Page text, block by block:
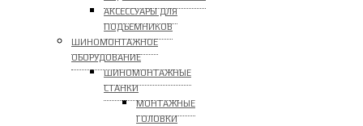
АКСЕССУАРЫ ДЛЯ
ПОДЪЕМНИКОВ
ШИНОМОНТАЖНОЕ
ОБОРУДОВАНИЕ
ШИНОМОНТАЖНЫЕ
СТАНКИ
МОНТАЖНЫЕ
ГОЛОВКИ